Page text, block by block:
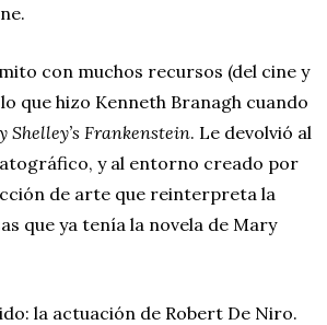
con muchos recursos (del cine y
que hizo Kenneth Branagh cuando
Shelley’s Frankenstein. Le devolvió al
y al entorno creado por
de arte que reinterpreta la
que ya tenía la novela de Mary
la actuación de Robert De Niro.